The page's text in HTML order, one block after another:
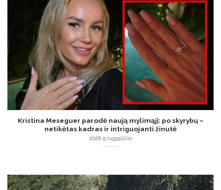
Kristina Meseguer parodė naują mylimąjį: po skyrybų –
netikėtas kadras ir intriguojanti žinutė
2026 5 rugpjūčio